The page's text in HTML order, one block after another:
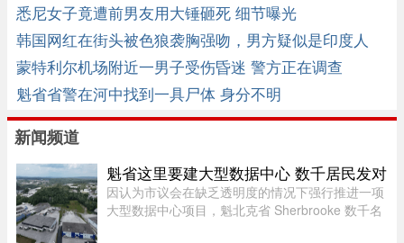
悉尼女子竟遭前男友用大锤砸死 细节曝光
韩国网红在街头被色狼袭胸强吻，男方疑似是印度人
蒙特利尔机场附近一男子受伤昏迷 警方正在调查
魁省省警在河中找到一具尸体 身分不明
新闻频道
魁省这里要建大型数据中心 数千居民发对
因认为市议会在缺乏透明度的情况下强行推进一项
大型数据中心项目，魁北克省 Sherbrooke 数千名